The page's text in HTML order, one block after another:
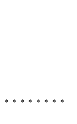
＊＊＊＊＊＊＊